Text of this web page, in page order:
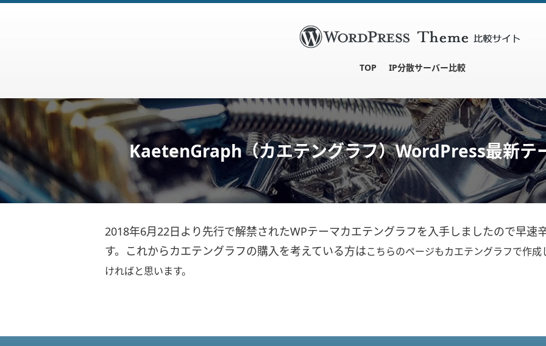
TOP IP分散サーバー比較
KaetenGraph（カエテングラフ）WordPress最新テ
2018年6月22日より先行で解禁されたWPテーマカエテングラフを入手しましたので早速
す。これからカエテングラフの購入を考えている方はこちらのページもカエテングラフで作成
ければと思います。